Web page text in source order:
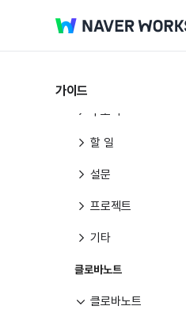
가이드
캘린더
주소록
할 일
설문
프로젝트
기타
클로바노트
클로바노트